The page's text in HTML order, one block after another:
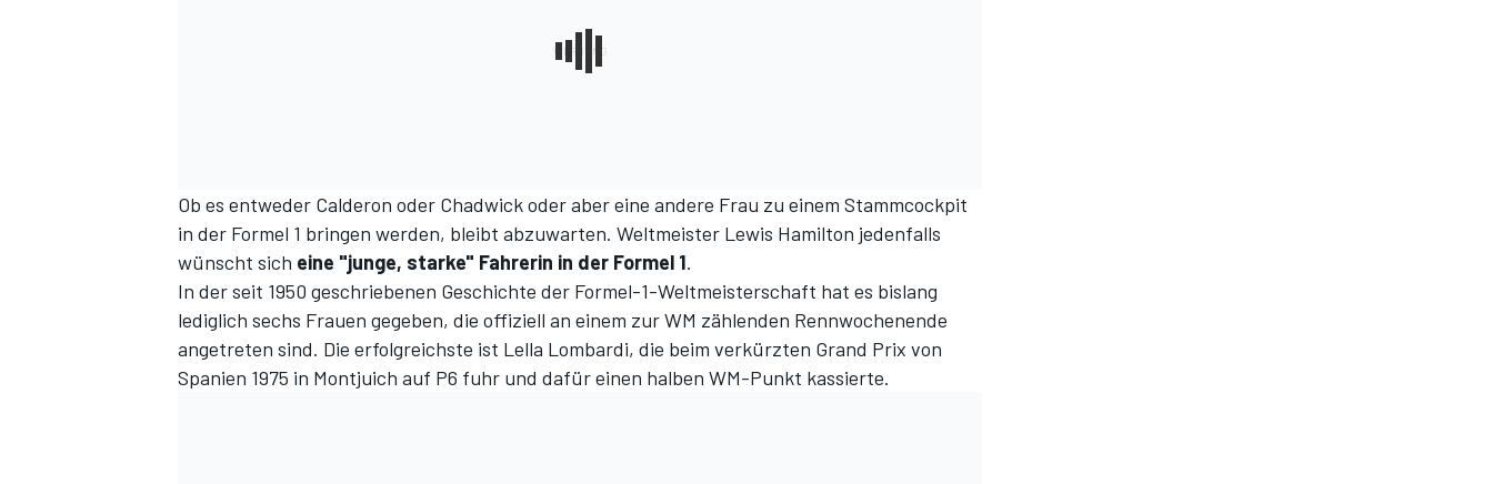
Ob es entweder Calderon oder Chadwick oder aber eine andere Frau zu einem Stammcockpit
in der Formel 1 bringen werden, bleibt abzuwarten. Weltmeister Lewis Hamilton jedenfalls
wünscht sich eine "junge, starke" Fahrerin in der Formel 1.
In der seit 1950 geschriebenen Geschichte der Formel-1-Weltmeisterschaft hat es bislang
lediglich sechs Frauen gegeben, die offiziell an einem zur WM zählenden Rennwochenende
angetreten sind. Die erfolgreichste ist Lella Lombardi, die beim verkürzten Grand Prix von
Spanien 1975 in Montjuich auf P6 fuhr und dafür einen halben WM-Punkt kassierte.